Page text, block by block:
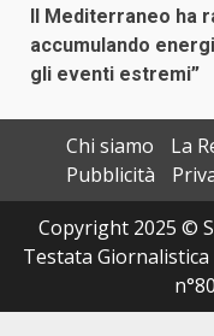
Il Mediterraneo ha
accumulando
gli eventi estremi”
Chi siamo
La
Pubblicità
Copyright 2025 ©
Testata